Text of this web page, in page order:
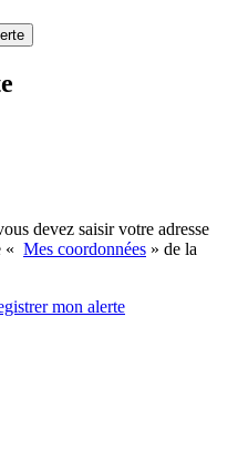
devez saisir votre adresse
« Mes coordonnées » de la
mon alerte